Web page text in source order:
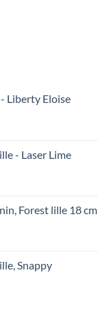
Liberty Eloise
- Laser Lime
Forest lille 18 cm
Snappy